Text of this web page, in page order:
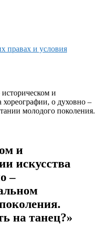
правах и условия
историческом и
о духовно –
молодого поколения.
и
искусства
–
на танец?»